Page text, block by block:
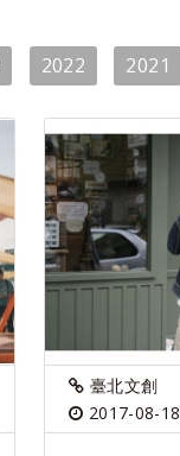
2022 2021
臺北文創
2017-08-18